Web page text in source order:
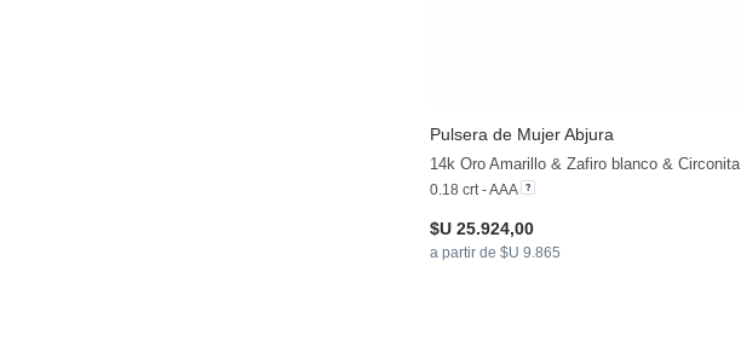
Pulsera de Mujer Abjura
14k Oro Amarillo & Zafiro blanco & Circonita
0.18 crt - AAA
$U 25.924,00
a partir de $U 9.865